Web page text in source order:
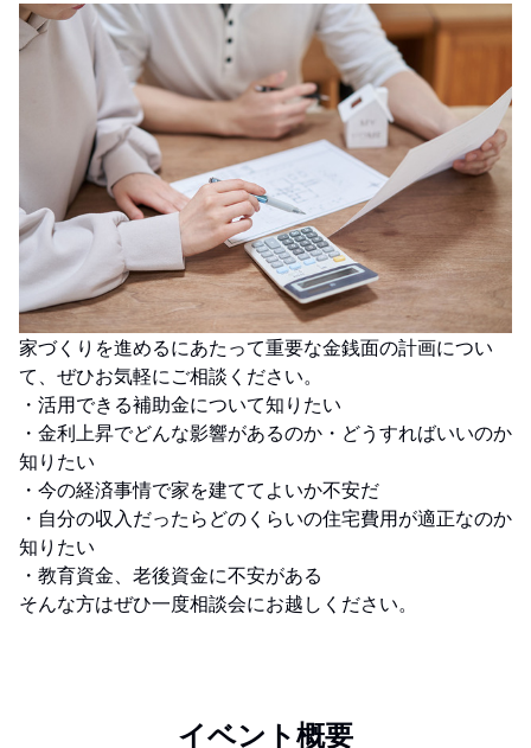
家づくりを進めるにあたって重要な金銭面の計画につい
て、ぜひお気軽にご相談ください。
・活用できる補助金について知りたい
・金利上昇でどんな影響があるのか・どうすればいいのか
知りたい
・今の経済事情で家を建ててよいか不安だ
・自分の収入だったらどのくらいの住宅費用が適正なのか
知りたい
・教育資金、老後資金に不安がある
そんな方はぜひ一度相談会にお越しください。
イベント概要